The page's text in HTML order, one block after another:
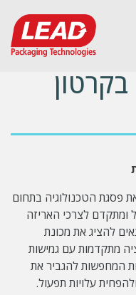
פסגת הטכנולוגיה בתחום
ומתקדם לצרכי האריזה
להציג את מכונת
מתקדמות עם גמישות
המחפשות להגביר את
עלויות תפעול.